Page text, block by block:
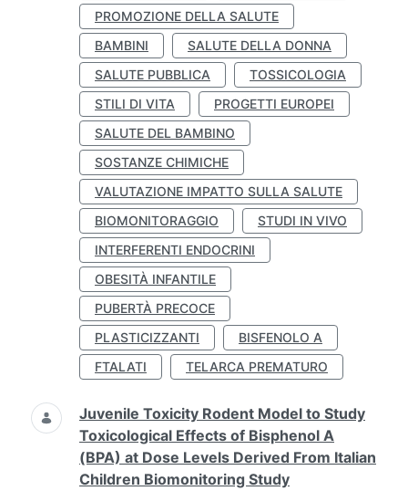
PROMOZIONE DELLA SALUTE
BAMBINI
SALUTE DELLA DONNA
SALUTE PUBBLICA
TOSSICOLOGIA
STILI DI VITA
PROGETTI EUROPEI
SALUTE DEL BAMBINO
SOSTANZE CHIMICHE
VALUTAZIONE IMPATTO SULLA SALUTE
BIOMONITORAGGIO
STUDI IN VIVO
INTERFERENTI ENDOCRINI
OBESITÀ INFANTILE
PUBERTÀ PRECOCE
PLASTICIZZANTI
BISFENOLO A
FTALATI
TELARCA PREMATURO
Juvenile Toxicity Rodent Model to Study
Toxicological Effects of Bisphenol A
(BPA) at Dose Levels Derived From Italian
Children Biomonitoring Study